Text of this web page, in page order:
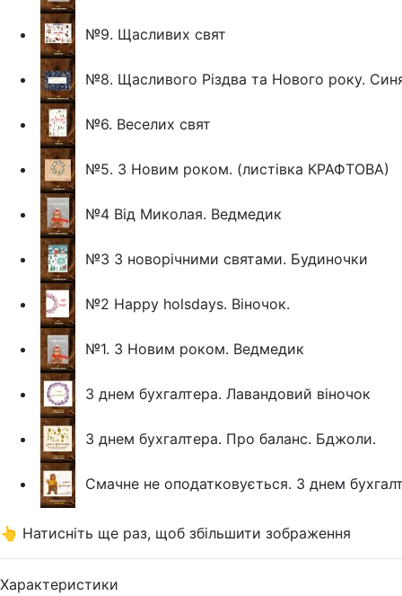
№9. Щасливих свят
№8. Щасливого Різдва та Нового року.
№6. Веселих свят
№5. З Новим роком. (листівка КРАФТОВА)
№4 Від Миколая. Ведмедик
№3 З новорічними святами. Будиночки
№2 Happy holsdays. Віночок.
№1. З Новим роком. Ведмедик
З днем бухгалтера. Лавандовий віночок
З днем бухгалтера. Про баланс. Бджоли.
Смачне не оподатковується. З днем
👆 Натисніть ще раз, щоб збільшити зображення
Характеристики